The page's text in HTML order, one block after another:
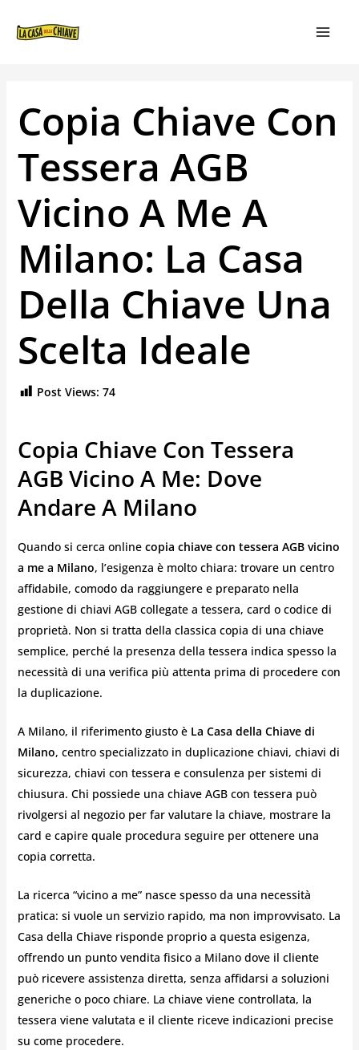
Copia Chiave Con
Tessera AGB
Vicino A Me A
Milano: La Casa
Della Chiave Una
Scelta Ideale
Post Views: 74
Copia Chiave Con Tessera
AGB Vicino A Me: Dove
Andare A Milano
Quando si cerca online copia chiave con tessera AGB vicino
a me a Milano, l’esigenza è molto chiara: trovare un centro
affidabile, comodo da raggiungere e preparato nella
gestione di chiavi AGB collegate a tessera, card o codice di
proprietà. Non si tratta della classica copia di una chiave
semplice, perché la presenza della tessera indica spesso la
necessità di una verifica più attenta prima di procedere con
la duplicazione.
A Milano, il riferimento giusto è La Casa della Chiave di
Milano, centro specializzato in duplicazione chiavi, chiavi di
sicurezza, chiavi con tessera e consulenza per sistemi di
chiusura. Chi possiede una chiave AGB con tessera può
rivolgersi al negozio per far valutare la chiave, mostrare la
card e capire quale procedura seguire per ottenere una
copia corretta.
La ricerca “vicino a me” nasce spesso da una necessità
pratica: si vuole un servizio rapido, ma non improvvisato. La
Casa della Chiave risponde proprio a questa esigenza,
offrendo un punto vendita fisico a Milano dove il cliente
può ricevere assistenza diretta, senza affidarsi a soluzioni
generiche o poco chiare. La chiave viene controllata, la
tessera viene valutata e il cliente riceve indicazioni precise
su come procedere.
ARTICOLI